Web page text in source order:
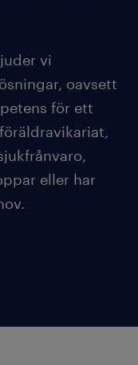
vi
oavsett
för ett
eller har